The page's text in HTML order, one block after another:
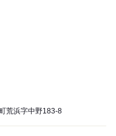
荒浜字中野183-8